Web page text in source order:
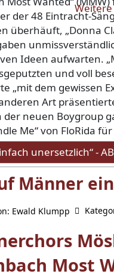
der 48 Eintracht-
überhäuft, „Donna
Ideen aufwarten.
und voll
„mit dem gewissen
Art
neuen Boygroup
Me“ von FloRida
unersetzlich“ -
Männer
Ewald Klumpp
Most